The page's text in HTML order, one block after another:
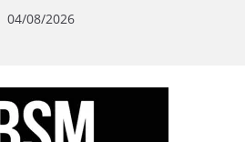
04/08/2026